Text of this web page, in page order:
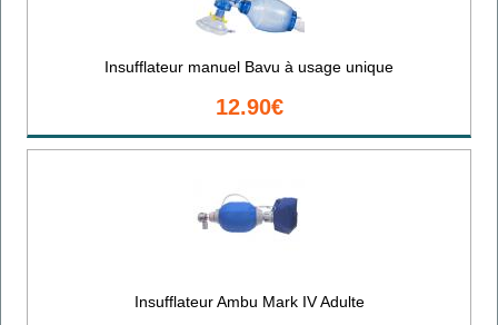
Insufflateur manuel Bavu à usage unique
12.90€
Insufflateur Ambu Mark IV Adulte